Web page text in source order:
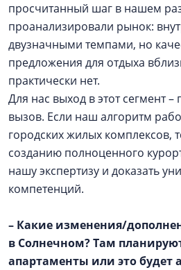
просчитанный шаг в нашем
проанализировали рынок:
двузначными темпами, но
предложения для отдыха
практически нет.
Для нас выход в этот сегмент
вызов. Если наш алгоритм
городских жилых комплексов,
созданию полноценного
нашу экспертизу и доказать
компетенций.
– Какие изменения/
в Солнечном? Там
апартаменты или это будет